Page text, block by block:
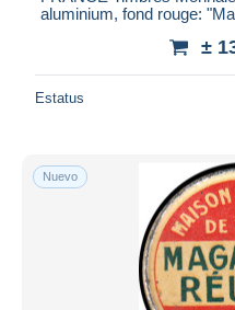
aluminium, fond rouge:
±
Estatus
Nuevo